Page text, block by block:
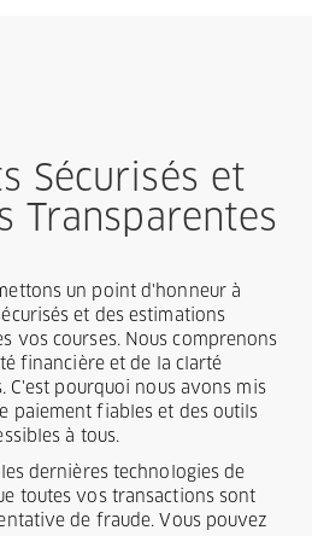
Sécurisés et
Transparentes
un point d'honneur à
et des estimations
vos courses. Nous comprenons
financière et de la clarté
C'est pourquoi nous avons mis
paiement fiables et des outils
à tous.
dernières technologies de
toutes vos transactions sont
de fraude. Vous pouvez